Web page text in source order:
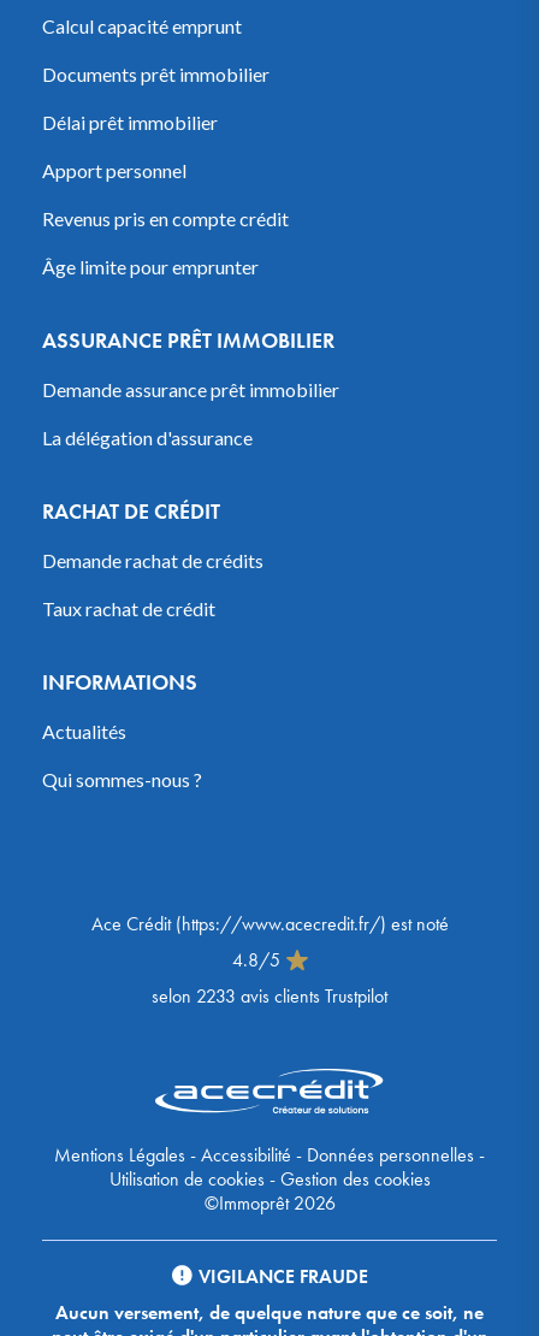
Calcul capacité emprunt
Documents prêt immobilier
Délai prêt immobilier
Apport personnel
Revenus pris en compte crédit
Âge limite pour emprunter
ASSURANCE PRÊT IMMOBILIER
Demande assurance prêt immobilier
La délégation d'assurance
RACHAT DE CRÉDIT
Demande rachat de crédits
Taux rachat de crédit
INFORMATIONS
Actualités
Qui sommes-nous ?
Ace Crédit(https://www.acecredit.fr/) est noté
4.8/5
selon 2233 avis clients Trustpilot
Mentions Légales-Accessibilité - Données personnelles-
Utilisation de cookies-Gestion des cookies
©Immoprêt 2026
VIGILANCE FRAUDE
Aucun versement, de quelque nature que ce soit, ne